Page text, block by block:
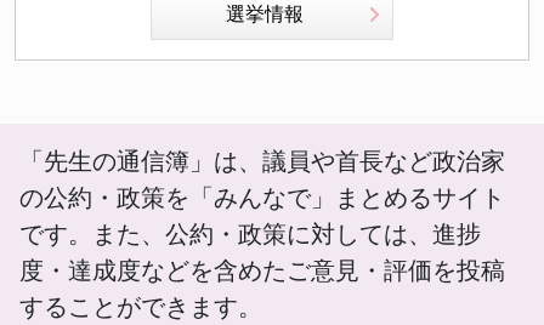
選挙情報
「先生の通信簿」は、議員や首長など政治家
の公約・政策を「みんなで」まとめるサイト
です。また、公約・政策に対しては、進捗
度・達成度などを含めたご意見・評価を投稿
することができます。